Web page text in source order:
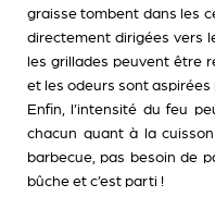
graisse tombent dans les
directement dirigées vers
les grillades peuvent être
et les odeurs sont
Enfin, l’intensité du feu
chacun quant à la
barbecue, pas besoin de
bûche et c’est parti !